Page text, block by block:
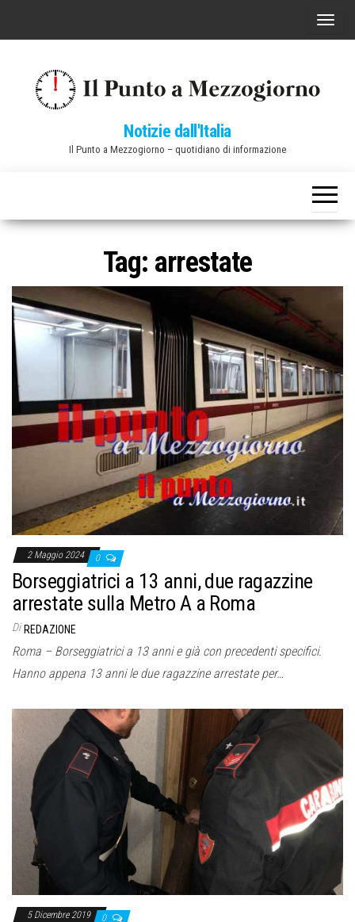
C
a
v
a
n
e
Notizie dall'Italia
Il Punto a Mezzogiorno – quotidiano di informazione
Tag: arrestate
2 Maggio 2024 0
Borseggiatrici a 13 anni, due ragazzine
arrestate sulla Metro A a Roma
Di REDAZIONE
Roma – Borseggiatrici a 13 anni e già con precedenti specifici.
Hanno appena 13 anni le due ragazzine arrestate per…
5 Dicembre 2019 0